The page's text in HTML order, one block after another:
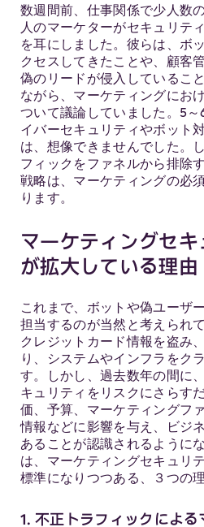
数週間前、仕事関係で少人数
人のマーケターがセキュリテ
を耳にしました。彼らは、ボ
クセスしてきたことや、顧客
偽のリードが侵入しているこ
ながら、マーケティングにお
ついて議論していました。5
イバーセキュリティやボット
は、想像できませんでした。
フィックをファネルから排除
戦略は、マーケティングの必
ります。
マーケティングセキ
が拡大している理由
これまで、ボットや偽ユーザ
担当するのが当然と考えられ
クレジットカード情報を盗み
り、システムやインフラをク
す。しかし、過去数年の間に
キュリティをリスクにさらす
価、予算、マーケティングフ
情報などに影響を与え、ビジ
あることが認識されるように
は、マーケティングセキュリ
標準になりつつある、３つの
1. 不正トラフィックによ